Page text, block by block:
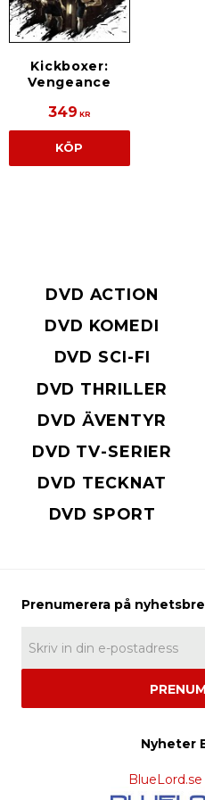
Kickboxer:
Vengeance
349 KR
KÖP
DVD ACTION
DVD KOMEDI
DVD SCI-FI
DVD THRILLER
DVD ÄVENTYR
DVD TV-SERIER
DVD TECKNAT
DVD SPORT
Nyheter
BlueLord.se